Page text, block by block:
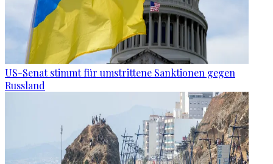
US-Senat stimmt für umstrittene Sanktionen gegen
Russland